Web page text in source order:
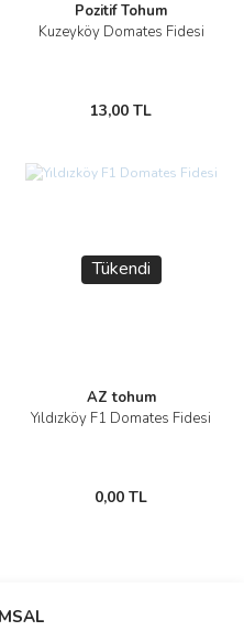
Pozitif Tohum
Kuzeyköy Domates Fidesi
13,00 TL
Tükendi
AZ tohum
Yıldızköy F1 Domates Fidesi
0,00 TL